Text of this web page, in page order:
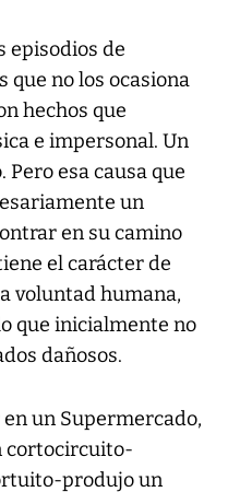
episodios de
que no los ocasiona
hechos que
e impersonal. Un
esa causa que
un
en su camino
el carácter de
voluntad humana,
que inicialmente no
dañosos.
un Supermercado,
cortocircuito-
produjo un